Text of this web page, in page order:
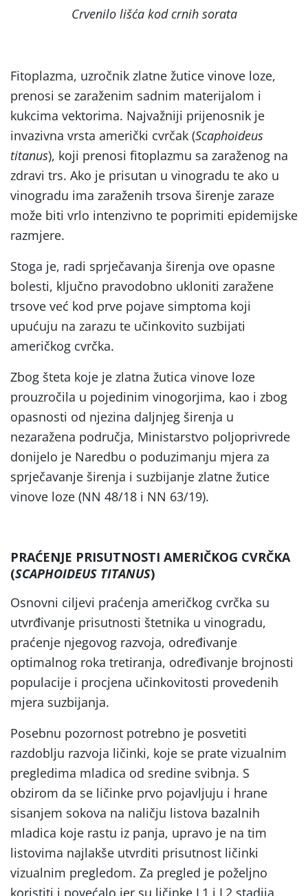
Crvenilo lišća kod crnih sorata
Fitoplazma, uzročnik zlatne žutice vinove loze,
prenosi se zaraženim sadnim materijalom i
kukcima vektorima. Najvažniji prijenosnik je
invazivna vrsta američki cvrčak (Scaphoideus
titanus), koji prenosi fitoplazmu sa zaraženog na
zdravi trs. Ako je prisutan u vinogradu te ako u
vinogradu ima zaraženih trsova širenje zaraze
može biti vrlo intenzivno te poprimiti epidemijske
razmjere.
Stoga je, radi sprječavanja širenja ove opasne
bolesti, ključno pravodobno ukloniti zaražene
trsove već kod prve pojave simptoma koji
upućuju na zarazu te učinkovito suzbijati
američkog cvrčka.
Zbog šteta koje je zlatna žutica vinove loze
prouzročila u pojedinim vinogorjima, kao i zbog
opasnosti od njezina daljnjeg širenja u
nezaražena područja, Ministarstvo poljoprivrede
donijelo je Naredbu o poduzimanju mjera za
sprječavanje širenja i suzbijanje zlatne žutice
vinove loze (NN 48/18 i NN 63/19).
PRAĆENJE PRISUTNOSTI AMERIČKOG CVRČKA
(SCAPHOIDEUS TITANUS)
Osnovni ciljevi praćenja američkog cvrčka su
utvrđivanje prisutnosti štetnika u vinogradu,
praćenje njegovog razvoja, određivanje
optimalnog roka tretiranja, određivanje brojnosti
populacije i procjena učinkovitosti provedenih
mjera suzbijanja.
Posebnu pozornost potrebno je posvetiti
razdoblju razvoja ličinki, koje se prate vizualnim
pregledima mladica od sredine svibnja. S
obzirom da se ličinke prvo pojavljuju i hrane
sisanjem sokova na naličju listova bazalnih
mladica koje rastu iz panja, upravo je na tim
listovima najlakše utvrditi prisutnost ličinki
vizualnim pregledom. Za pregled je poželjno